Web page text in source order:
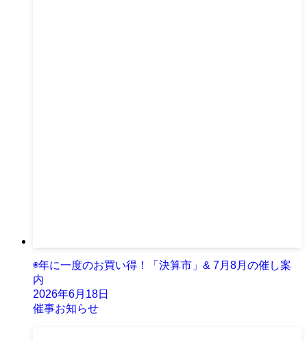
◉年に一度のお買い得！「決算市」& 7月8月の催し案
内
2026年6月18日
催事お知らせ